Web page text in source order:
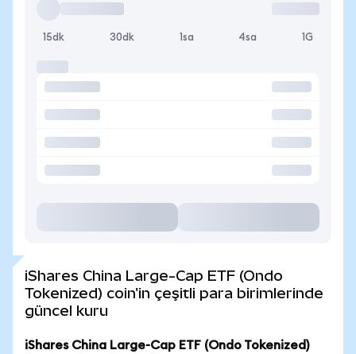
15dk 30dk 1sa 4sa 1G
iShares China Large-Cap ETF (Ondo
Tokenized) coin'in çeşitli para birimlerinde
güncel kuru
iShares China Large-Cap ETF (Ondo Tokenized)